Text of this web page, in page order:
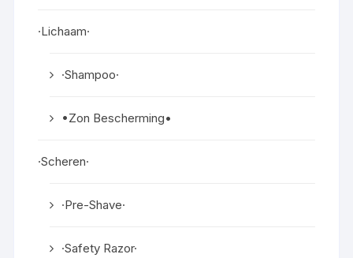
·Lichaam·
·Shampoo·
•Zon Bescherming•
·Scheren·
·Pre-Shave·
·Safety Razor·